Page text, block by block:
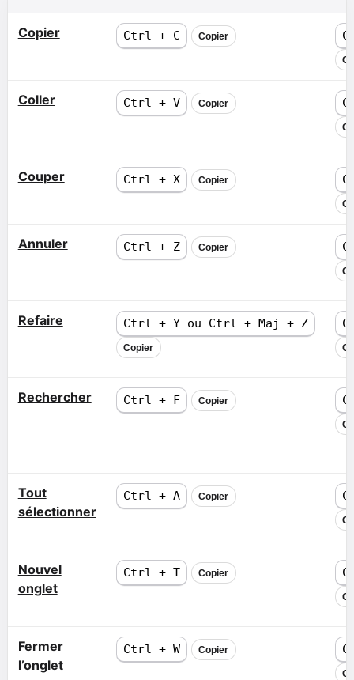
Copier Ctrl + C Copier
Coller Ctrl + V Copier
Couper Ctrl + X Copier
Annuler Ctrl + Z Copier
Refaire Ctrl + Y ou Ctrl + Maj + Z
Copier
Rechercher Ctrl + F Copier
Tout
sélectionner
Ctrl + A Copier
Nouvel
onglet
Ctrl + T Copier
Fermer
l’onglet
Ctrl + W Copier